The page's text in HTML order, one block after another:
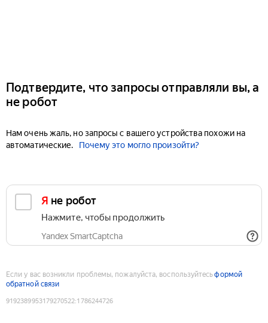
Подтвердите, что запросы отправляли вы, а
не робот
Нам очень жаль, но запросы с вашего устройства похожи на
автоматические.
Почему это могло произойти?
Я не робот
Нажмите, чтобы продолжить
Yandex SmartCaptcha
Если у вас возникли проблемы, пожалуйста, воспользуйтесьформой
обратной связи
9192389953179270522:1786244726